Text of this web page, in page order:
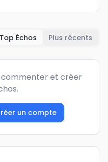
Top Échos Plus récents
et créer
un compte